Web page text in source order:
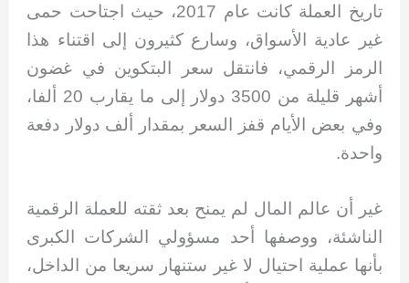
تاريخ العملة كانت عام 2017، حيث اجتاحت حمى
غير عادية الأسواق، وسارع كثيرون إلى اقتناء هذا
الرمز الرقمي، فانتقل سعر البتكوين في غضون
أشهر قليلة من 3500 دولار إلى ما يقارب 20 ألفا،
وفي بعض الأيام قفز السعر بمقدار ألف دولار دفعة
واحدة.
غير أن عالم المال لم يمنح بعد ثقته للعملة الرقمية
الناشئة، ووصفها أحد مسؤولي الشركات الكبرى
بأنها عملية احتيال لا غير ستنهار سريعا من الداخل،